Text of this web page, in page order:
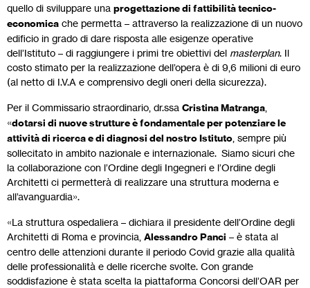
quello di sviluppare una progettazione di fattibilità tecnico-
economica che permetta – attraverso la realizzazione di un nuovo
edificio in grado di dare risposta alle esigenze operative
dell’Istituto – di raggiungere i primi tre obiettivi del masterplan. Il
costo stimato per la realizzazione dell’opera è di 9,6 milioni di euro
(al netto di I.V.A e comprensivo degli oneri della sicurezza).
Per il Commissario straordinario, dr.ssa Cristina Matranga
«dotarsi di nuove strutture è fondamentale per potenziare le
attività di ricerca e di diagnosi del nostro Istituto , sempre più
sollecitato in ambito nazionale e internazionale. Siamo sicuri che
la collaborazione con l’Ordine degli Ingegneri e l’Ordine degli
Architetti ci permetterà di realizzare una struttura moderna e
all’avanguardia».
«La struttura ospedaliera – dichiara il presidente dell’Ordine degli
Architetti di Roma e provincia, Alessandro Panci – è stata al
centro delle attenzioni durante il periodo Covid grazie alla qualità
delle professionalità e delle ricerche svolte. Con grande
soddisfazione è stata scelta la piattaforma Concorsi dell’OAR per